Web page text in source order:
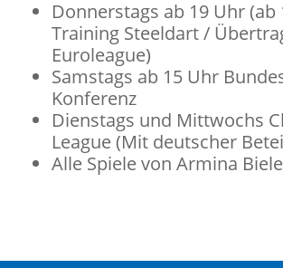
Donnerstags ab 19 Uhr (ab
Training Steeldart /
Euroleague)
Samstags ab 15 Uhr
Konferenz
Dienstags und Mittwochs
League (Mit deutscher
Alle Spiele von Armina